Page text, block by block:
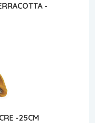
-
-25CM